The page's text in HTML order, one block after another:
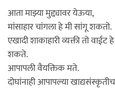
आता माझ्या मुद्द्यावर येऊया,
मांसाहार चांगला हे मी सांगू शकतो.
एखादी शाकाहारी व्यक्ती तो
शकते.
आपापली वैयक्तिक मते.
दोघांनाही आपापल्या